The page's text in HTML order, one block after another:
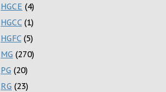
HGCE (4)
HGCC (1)
HGFC (5)
MG (270)
PG (20)
RG (23)